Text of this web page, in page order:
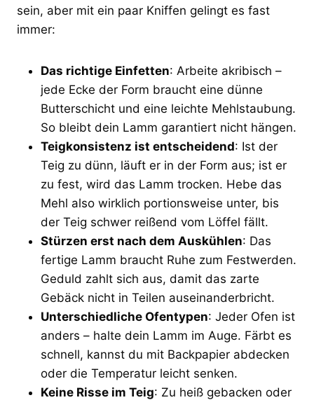
sein, aber mit ein paar Kniffen gelingt es fast
immer:
Das richtige Einfetten: Arbeite akribisch –
jede Ecke der Form braucht eine dünne
Butterschicht und eine leichte Mehlstaubung.
So bleibt dein Lamm garantiert nicht hängen.
Teigkonsistenz ist entscheidend: Ist der
Teig zu dünn, läuft er in der Form aus; ist er
zu fest, wird das Lamm trocken. Hebe das
Mehl also wirklich portionsweise unter, bis
der Teig schwer reißend vom Löffel fällt.
Stürzen erst nach dem Auskühlen: Das
fertige Lamm braucht Ruhe zum Festwerden.
Geduld zahlt sich aus, damit das zarte
Gebäck nicht in Teilen auseinanderbricht.
Unterschiedliche Ofentypen: Jeder Ofen ist
anders – halte dein Lamm im Auge. Färbt es
schnell, kannst du mit Backpapier abdecken
oder die Temperatur leicht senken.
Keine Risse im Teig: Zu heiß gebacken oder